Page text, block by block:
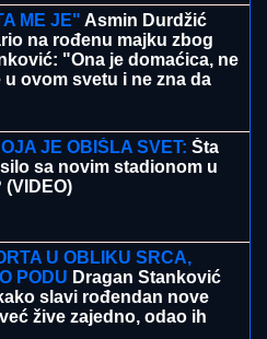
Asmin priznao šta se
odvaja se od
im je odnos nakon